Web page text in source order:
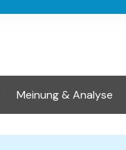
Meinung & Analyse